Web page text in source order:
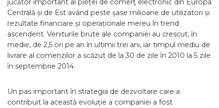
jucător important al pieței de comerţ electronic din Europa
Centrală și de Est având peste șase milioane de utilizatori și
rezultate financiare și operaționale mereu în trend
ascendent. Veniturile brute ale companiei au crescut, în
medie, de 2,5 ori pe an în ultimii trei ani, iar timpul mediu de
livrare al comenzilor a scăzut de la 30 de zile în 2010 la 5 zile
în septembrie 2014.
Un pas important în strategia de dezvoltare care a
contribuit la această evoluție a companiei a fost